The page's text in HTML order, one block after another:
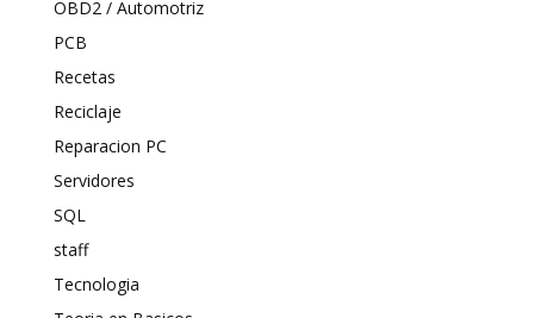
OBD2 / Automotriz
PCB
Recetas
Reciclaje
Reparacion PC
Servidores
SQL
staff
Tecnologia